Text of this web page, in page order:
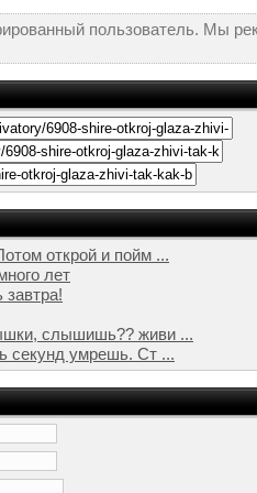
пользователь. Мы
открой и пойм ...
лет
слышишь?? живи ...
секунд умрешь. Ст ...